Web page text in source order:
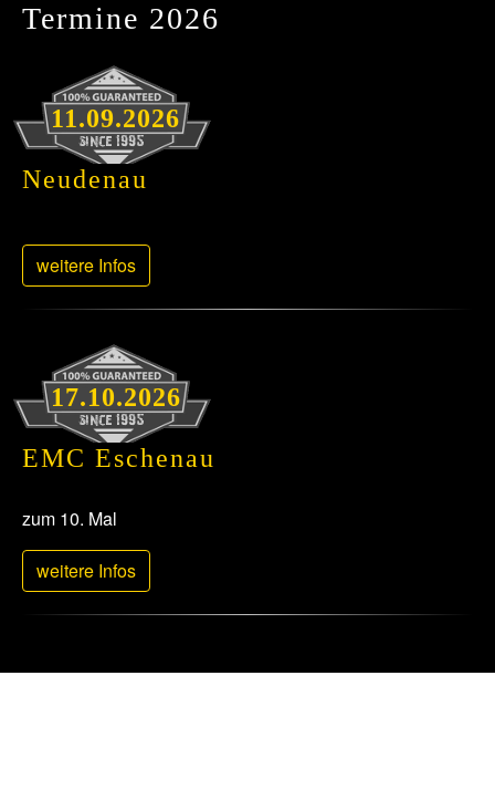
Termine 2026
11.09.2026
Neudenau
weitere Infos
17.10.2026
EMC Eschenau
zum 10. Mal
weitere Infos